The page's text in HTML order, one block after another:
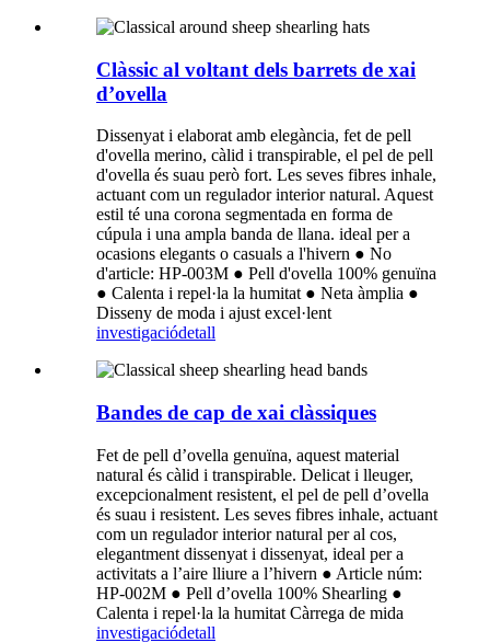
Clàssic al voltant dels barrets de xai
d’ovella
Dissenyat i elaborat amb elegància, fet de pell
d'ovella merino, càlid i transpirable, el pel de pell
d'ovella és suau però fort. Les seves fibres inhale,
actuant com un regulador interior natural. Aquest
estil té una corona segmentada en forma de
cúpula i una ampla banda de llana. ideal per a
ocasions elegants o casuals a l'hivern ● No
d'article: HP-003M ● Pell d'ovella 100% genuïna
● Calenta i repel·la la humitat ● Neta àmplia ●
Disseny de moda i ajust excel·lent
investigaciódetall
Bandes de cap de xai clàssiques
Fet de pell d’ovella genuïna, aquest material
natural és càlid i transpirable. Delicat i lleuger,
excepcionalment resistent, el pel de pell d’ovella
és suau i resistent. Les seves fibres inhale, actuant
com un regulador interior natural per al cos,
elegantment dissenyat i dissenyat, ideal per a
activitats a l’aire lliure a l’hivern ● Article núm:
HP-002M ● Pell d’ovella 100% Shearling ●
Calenta i repel·la la humitat Càrrega de mida
investigaciódetall